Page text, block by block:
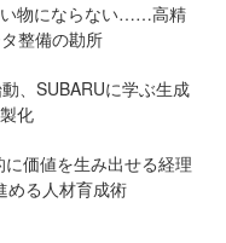
い物にならない……高精
整備の勘所
、SUBARUに学ぶ生成
化
価値を生み出せる経理
める人材育成術